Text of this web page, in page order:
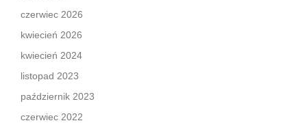
czerwiec 2026
kwiecień 2026
kwiecień 2024
listopad 2023
październik 2023
czerwiec 2022